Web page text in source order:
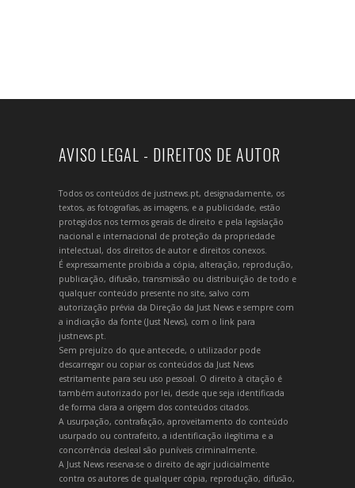
AVISO LEGAL - DIREITOS DE AUTOR
Todos os conteúdos de justnews.pt, designadamente, os
textos, as fotografias, as imagens, e a publicidade, estão
protegidos nos termos gerais de direito e pela legislação
nacional e internacional de proteção da propriedade
intelectual, dos direitos de autor e direitos conexos.
É expressamente proibida a cópia, alteração, reprodução,
publicação, difusão, transmissão ou distribuição de todo e
qualquer conteúdo presente no site, salvo com
autorização prévia da Direção da Just News e sempre com
a indicação da fonte (Just News), com o link para
justnews.pt.
Sem prejuízo do que antecede, o utilizador pode
descarregar ou copiar os conteúdos da Just News
estritamente para seu uso pessoal. O direito à citação é
também autorizado por lei, desde que seja identificada
de forma clara a origem dos conteúdos citados.
A usurpação, contrafação, aproveitamento do conteúdo
usurpado ou contrafeito, a identificação ilegítima e a
concorrência desleal são puníveis criminalmente.
A Just News reserva-se o direito de agir judicialmente
contra os autores de qualquer cópia, reprodução, difusão,